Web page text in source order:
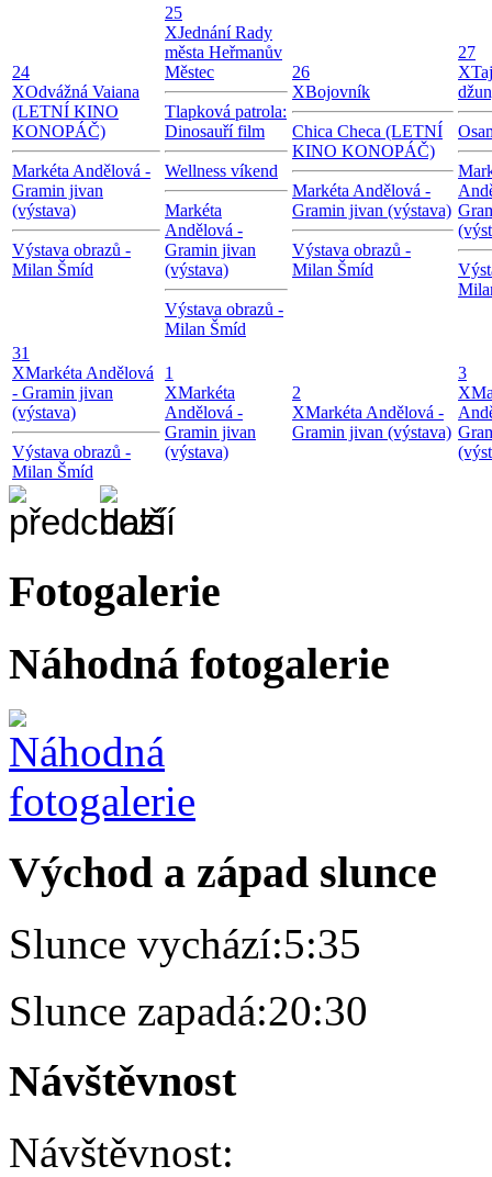
24
XOdvážná Vaiana
(LETNÍ KINO
KONOPÁČ)
Markéta Andělová -
Gramin jivan
(výstava)
Výstava obrazů -
Milan Šmíd
25
XJednání Rady
města Heřmanův
Městec
Tlapková patrola:
Dinosauří film
Wellness víkend
Markéta
Andělová -
Gramin jivan
(výstava)
Výstava obrazů -
Milan Šmíd
26
XBojovník
Chica Checa (LETNÍ
KINO KONOPÁČ)
Markéta Andělová -
Gramin jivan (výstava)
Výstava obrazů -
Milan Šmíd
27
X
31
XMarkéta Andělová
- Gramin jivan
(výstava)
Výstava obrazů -
Milan Šmíd
1
XMarkéta
Andělová -
Gramin jivan
(výstava)
2
XMarkéta Andělová -
Gramin jivan (výstava)
3
X
Fotogalerie
Náhodná fotogalerie
Východ a západ slunce
Slunce vychází:5:35
Slunce zapadá:20:30
Návštěvnost
Návštěvnost: